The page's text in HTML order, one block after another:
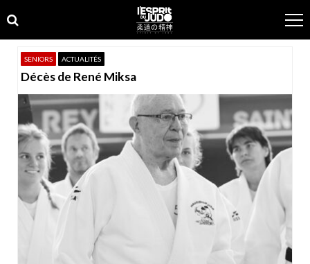
to
navigation
to
content
SENIORS ACTUALITÉS
Décès de René Miksa